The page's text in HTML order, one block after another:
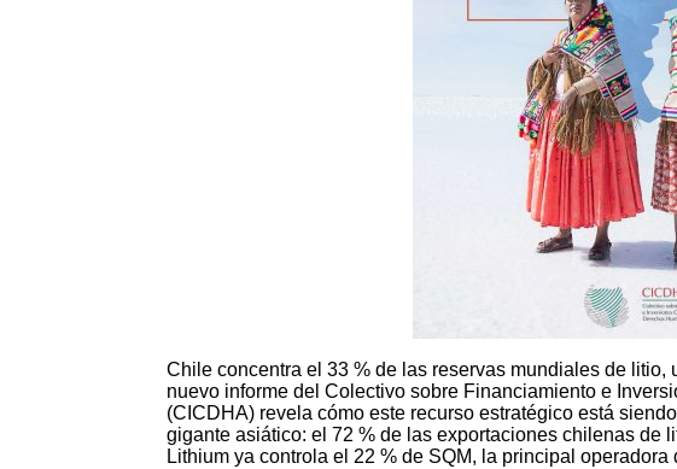
Chile concentra el 33 % de las reservas mundiales de
nuevo informe del Colectivo sobre Financiamiento e
(CICDHA) revela cómo este recurso estratégico está
gigante asiático: el 72 % de las exportaciones chilenas de
Lithium ya controla el 22 % de SQM, la principal operadora